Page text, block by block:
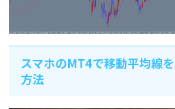
スマホのMT4で移動平均線
方法